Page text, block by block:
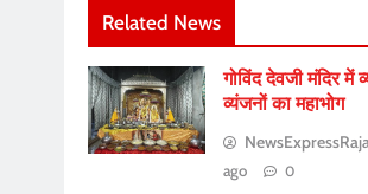
Related News
गोविंद देवजी मंदिर में
व्यंजनों का महाभोग
ago
0